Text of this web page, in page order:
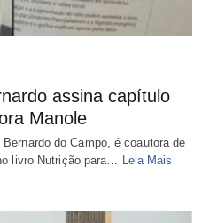
assina capítulo
Manole
do Campo, é coautora de
livro Nutrição para… Leia Mais